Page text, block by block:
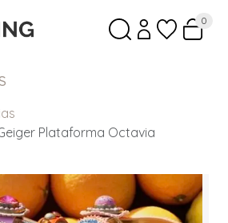
0
Plataforma Octavia